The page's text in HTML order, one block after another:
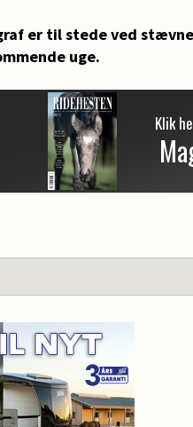
er til stede ved
uge.
Klik